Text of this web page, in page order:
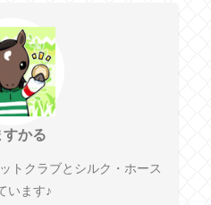
すかる
トクラブとシルク・ホース
います♪